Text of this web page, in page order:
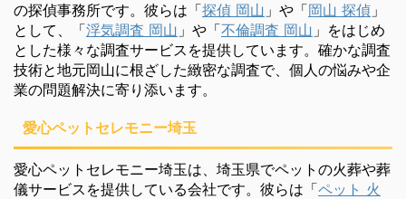
の探偵事務所です。彼らは「探偵 岡山 」や「岡山 探偵 」
として、「浮気調査 岡山 」や「不倫調査 岡山 」をはじめ
とした様々な調査サービスを提供しています。確かな調査
技術と地元岡山に根ざした緻密な調査で、個人の悩みや企
業の問題解決に寄り添います。
愛心ペットセレモニー埼玉
愛心ペットセレモニー埼玉は、埼玉県でペットの火葬や葬
儀サービスを提供している会社です。彼らは「ペット 火